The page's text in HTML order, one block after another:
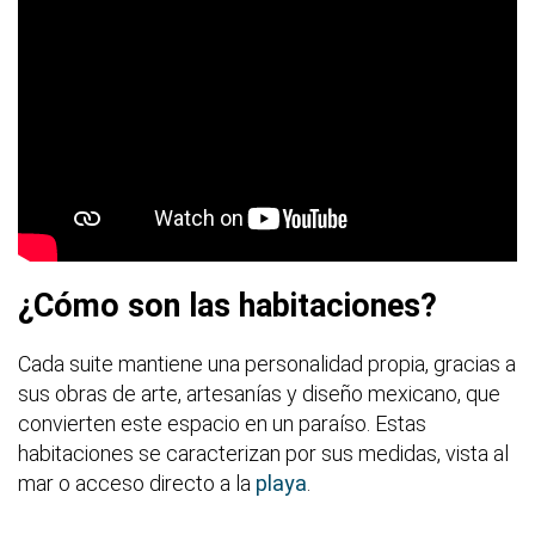
¿Cómo son las habitaciones?
Cada suite mantiene una personalidad propia, gracias a
sus obras de arte, artesanías y diseño mexicano, que
convierten este espacio en un paraíso. Estas
habitaciones se caracterizan por sus medidas, vista al
mar o acceso directo a la playa